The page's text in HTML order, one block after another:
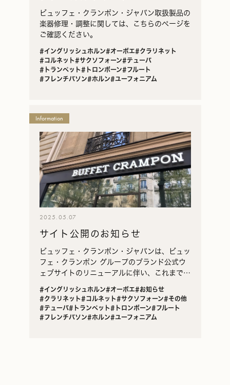
ビュッフェ・クランポン・ジャパン取扱製品の
楽器修理・調整に関しては、こちらのページを
ご確認ください。
#イングリッシュホルン#オーボエ#クラリネット
#コルネット#サクソフォーン#テューバ
#トランペット#トロンボーン#フルート
#フレンチバソン#ホルン#ユーフォニアム
Information
2025.05.07
サイト公開のお知らせ
ビュッフェ・クランポン・ジャパンは、ビュッ
フェ・クランポン グループのブランド公式ウ
ェブサイトのリニューアルに伴い、これまでブ
ビュー記事等の日本独自のコンテンツをまとめ
たビュッフ…
#イングリッシュホルン#オーボエ#お知らせ
#クラリネット#コルネット#サクソフォーン#その他
#テューバ#トランペット#トロンボーン#フルート
#フレンチバソン#ホルン#ユーフォニアム